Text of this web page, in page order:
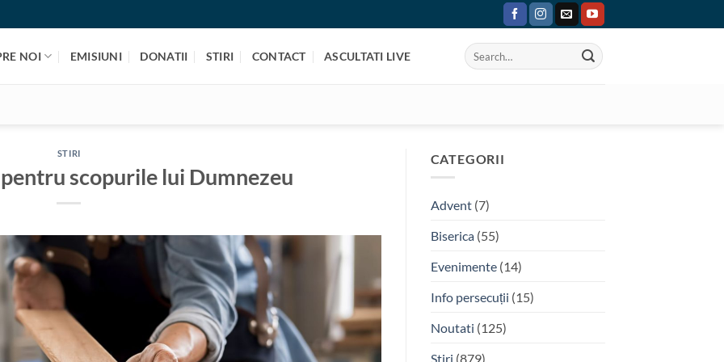
NOI EMISIUNI DONATII STIRI CONTACT ASCULTATI LIVE
STIRI
scopurile lui Dumnezeu
CATEGORII
Advent(7)
Biserica(55)
Evenimente(14)
Info persecuții (15)
Noutati (125)
Stiri (879)